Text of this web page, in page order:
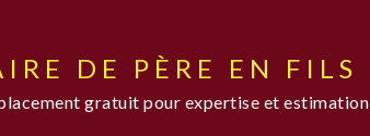
DE PÈRE EN FILS
gratuit pour expertise et estimation